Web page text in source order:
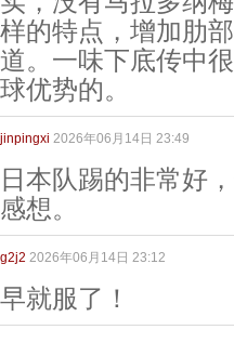
样的特点，增加肋
道。一味下底传中
球优势的。
jinpingxi 2026年06月14日 23:49
日本队踢的非常好
感想。
g2j2 2026年06月14日 23:12
早就服了！